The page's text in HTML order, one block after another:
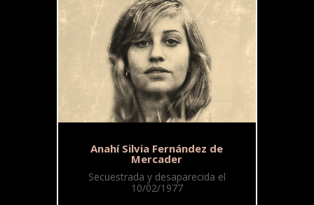
Anahí Silvia Fernández de
Mercader
Secuestrada y desaparecida el
10/02/1977